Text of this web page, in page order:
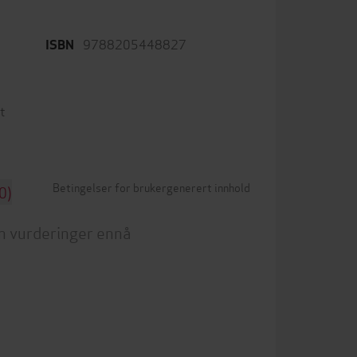
ISBN 9788205448827
Betingelser for brukergenerert innhold
vurderinger ennå